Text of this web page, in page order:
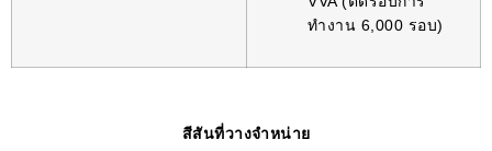
ทำงาน 6,000 รอบ)
สีสันที่วางจำหน่าย